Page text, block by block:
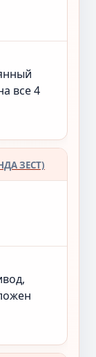
все 4
ЗЕСТ)